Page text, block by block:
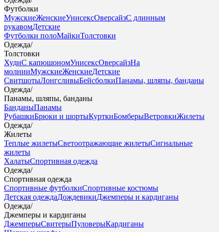
Футболки
МужскиеЖенскиеУнисексОверсайзС длинным
рукавомДетские
Футболки полоМайкиТолстовки
Одежда/
Толстовки
ХудиС капюшономУнисексОверсайзНа
молнииМужскиеЖенскиеДетские
СвитшотыЛонгсливыБейсболкиПанамы, шляпы, банданы
Одежда/
Панамы, шляпы, банданы
БанданыПанамы
РубашкиБрюки и шортыКурткиБомберыВетровкиЖилеты
Одежда/
Жилеты
Теплые жилетыСветоотражающие жилетыСигнальные
жилеты
ХалатыСпортивная одежда
Одежда/
Спортивная одежда
Спортивные футболкиСпортивные костюмы
Детская одеждаДождевикиДжемперы и кардиганы
Одежда/
Джемперы и кардиганы
ДжемперыСвитерыПуловерыКардиганы